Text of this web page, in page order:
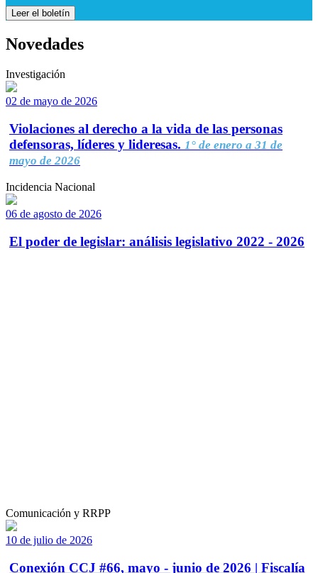
Leer el boletín
Novedades
Investigación
02 de mayo de 2026
Violaciones al derecho a la vida de las personas
defensoras, líderes y lideresas. 1° de enero a 31 de
mayo de 2026
Incidencia Nacional
06 de agosto de 2026
El poder de legislar: análisis legislativo 2022 - 2026
Comunicación y RRPP
10 de julio de 2026
Conexión CCJ #66, mayo - junio de 2026 | Fiscalía